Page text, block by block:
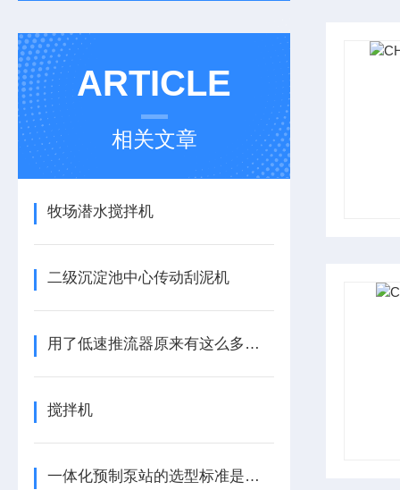
ARTICLE
相关文章
牧场潜水搅拌机
二级沉淀池中心传动刮泥机
用了低速推流器原来有这么多的好处？
搅拌机
一体化预制泵站的选型标准是什么